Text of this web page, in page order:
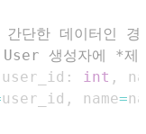
한 데이터인 경
생성자에 *제
user_id : int ,
user_id , name=